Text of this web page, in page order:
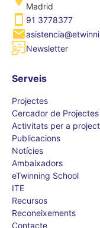
Madrid
91 3778377
Newsletter
Serveis
Projectes
Cercador de Projectes
Activitats per a
Publicacions
Notícies
Ambaixadors
eTwinning School
ITE
Recursos
Reconeixements
Contacte